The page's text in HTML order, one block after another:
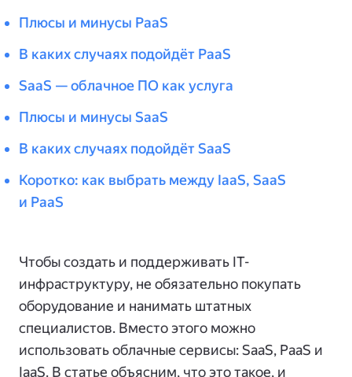
Плюсы и минусы PaaS
В каких случаях подойдёт PaaS
SaaS — облачное ПО как услуга
Плюсы и минусы SaaS
В каких случаях подойдёт SaaS
Коротко: как выбрать между IaaS, SaaS
и PaaS
Чтобы создать и поддерживать IT-
инфраструктуру, не обязательно покупать
оборудование и нанимать штатных
специалистов. Вместо этого можно
использовать облачные сервисы: SaaS, PaaS и
IaaS. В статье объясним, что это такое, и